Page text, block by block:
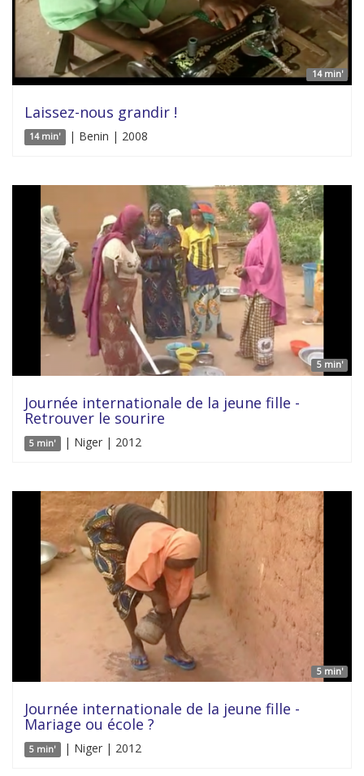
14 min'
Laissez-nous grandir !
14 min' | Benin | 2008
5 min'
Journée internationale de la jeune fille -
Retrouver le sourire
5 min' | Niger | 2012
5 min'
Journée internationale de la jeune fille -
Mariage ou école ?
5 min' | Niger | 2012